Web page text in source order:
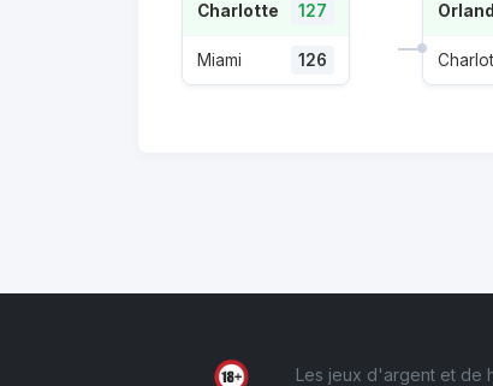
Charlotte 127
Miami 126
Les jeux d'argent et de